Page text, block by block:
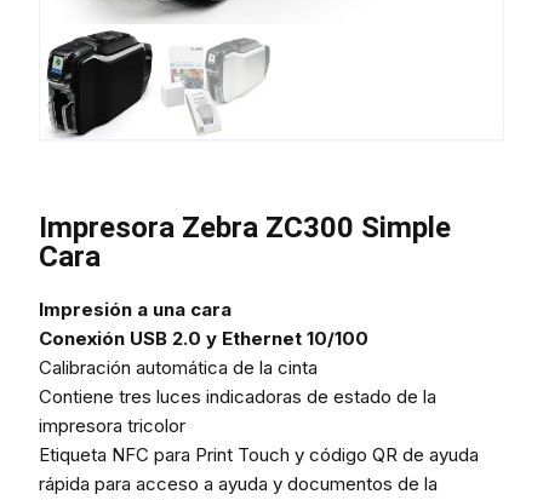
Impresora Zebra ZC300 Simple
Cara
Impresión a una cara
Conexión USB 2.0 y Ethernet 10/100
Calibración automática de la cinta
Contiene tres luces indicadoras de estado de la
impresora tricolor
Etiqueta NFC para Print Touch y código QR de ayuda
rápida para acceso a ayuda y documentos de la